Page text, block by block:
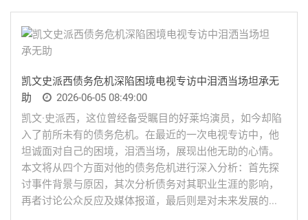
凯文史派西债务危机深陷困境电视专访中泪洒当场坦承无
助
2026-06-05 08:49:00
凯文·史派西，这位曾经备受瞩目的好莱坞演员，如今却陷
入了前所未有的债务危机。在最近的一次电视专访中，他
坦诚面对自己的困境，泪洒当场，展现出他无助的心情。
本文将从四个方面对他的债务危机进行深入分析：首先探
讨事件背景与原因，其次分析债务对其职业生涯的影响，
再者讨论公众反应及媒体报道，最后则是对未来发展的...